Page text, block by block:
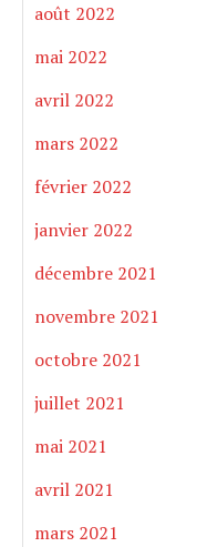
août 2022
mai 2022
avril 2022
mars 2022
février 2022
janvier 2022
décembre 2021
novembre 2021
octobre 2021
juillet 2021
mai 2021
avril 2021
mars 2021